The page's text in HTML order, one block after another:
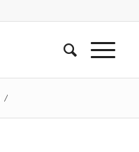
/